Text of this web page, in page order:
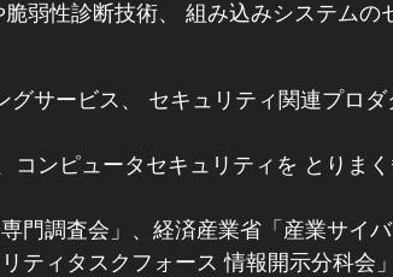
弱性診断技術、 組み込みシステム
サービス、 セキュリティ関連プロ
ンピュータセキュリティを とりま
門調査会」、経済産業省「産業サイ
ティタスクフォース 情報開示分科会